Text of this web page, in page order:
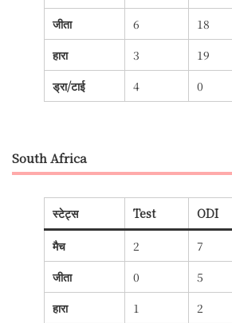
जीता
6 18
हारा
3 19
ड्रा/टाई
4 0
South Africa
स्टेट्स Test ODI
मैच 2 7
जीता
0 5
हारा
1 2